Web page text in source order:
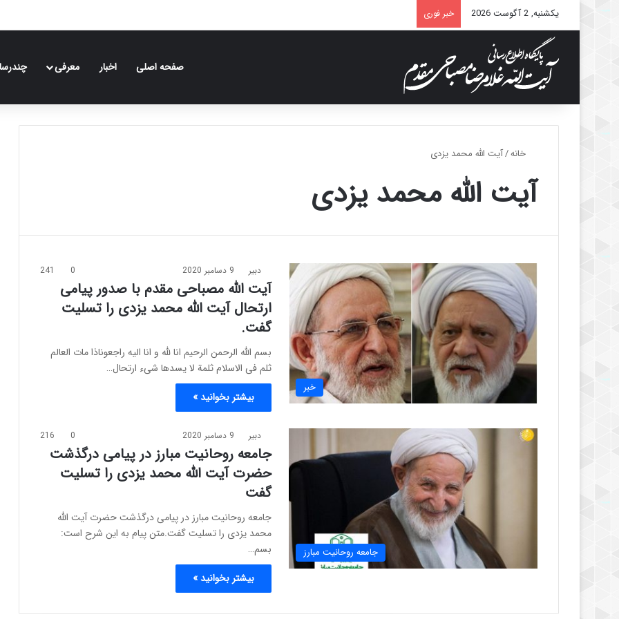
یکشنبه, 2 آگوست 2026 خبر فوری
صفحه اصلی اخبار معرفی
خانه/آیت الله محمد یزدی
آیت الله محمد یزدی
خبر
دبیر 9 دسامبر 2020 0
241
آیت الله مصباحی مقدم با صدور پیامی
ارتحال آیت الله محمد یزدی را تسلیت
گفت.
بسم الله الرحمن الرحیم انا لله و انا الیه راجعوناذا مات العالم
ثلم فی الاسلام ثلمة لا یسدها شیء ارتحال…
بیشتر بخوانید »
جامعه روحانیت مبارز
دبیر 9 دسامبر 2020 0
216
جامعه روحانیت مبارز در پیامی درگذشت
حضرت آیت الله محمد یزدی را تسلیت
گفت
جامعه روحانیت مبارز در پیامی درگذشت حضرت آیت الله
محمد یزدی را تسلیت گفت.متن پیام به این شرح است:
بسم…
بیشتر بخوانید »